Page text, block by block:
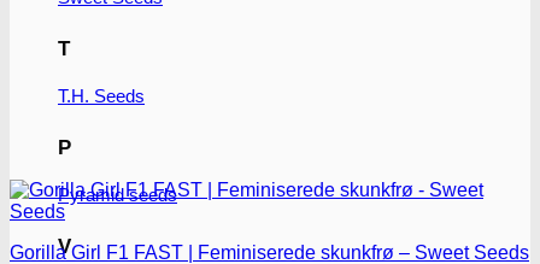
T
T.H. Seeds
P
Pyramid seeds
V
Gorilla Girl F1 FAST | Feminiserede skunkfrø – Sweet Seeds